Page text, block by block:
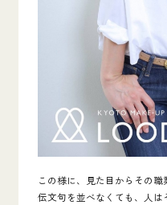
この様に、見た目からその
伝文句を並べなくても、人